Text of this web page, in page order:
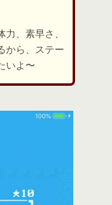
、素早さ、
から、ステー
いよ〜